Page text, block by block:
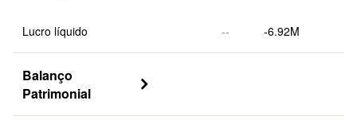
Lucro líquido -- -6.92M
Balanço
Patrimonial
